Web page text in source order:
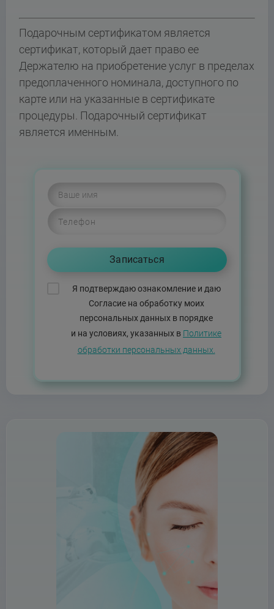
Подарочным сертификатом является
сертификат, который дает право ее
Держателю на приобретение услуг в пределах
предоплаченного номинала, доступного по
карте или на указанные в сертификате
процедуры. Подарочный сертификат
является именным.
Я подтверждаю ознакомление и даю
Согласие на обработку моих
персональных данных в порядке
и на условиях, указанных в Политике
обработки персональных данных.